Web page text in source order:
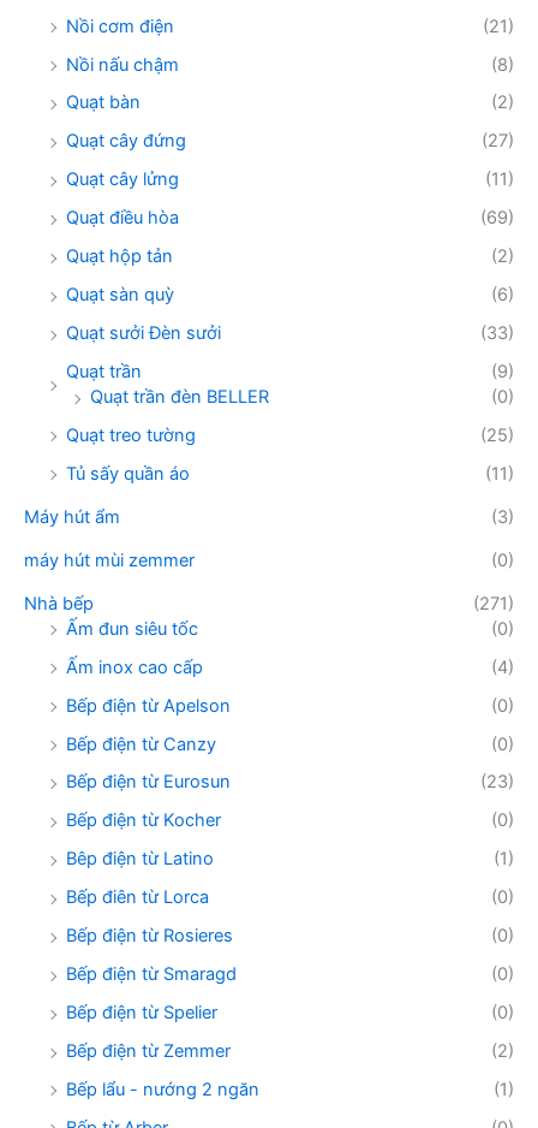
Nồi cơm điện
(21)
Nồi nấu chậm
(8)
Quạt bàn
(2)
Quạt cây đứng
(27)
Quạt cây lửng
(11)
Quạt điều hòa
(69)
Quạt hộp tản
(2)
Quạt sàn quỳ
(6)
Quạt sưởi Đèn sưởi
(33)
Quạt trần
(9)
Quạt trần đèn BELLER
(0)
Quạt treo tường
(25)
Tủ sấy quần áo
(11)
Máy hút ẩm
(3)
máy hút mùi zemmer
(0)
Nhà bếp
(271)
Ấm đun siêu tốc
(0)
Ấm inox cao cấp
(4)
Bếp điện từ Apelson
(0)
Bếp điện từ Canzy
(0)
Bếp điện từ Eurosun
(23)
Bếp điện từ Kocher
(0)
Bêp điện từ Latino
(1)
Bếp điên từ Lorca
(0)
Bếp điện từ Rosieres
(0)
Bếp điện từ Smaragd
(0)
Bếp điện từ Spelier
(0)
Bếp điện từ Zemmer
(2)
Bếp lẩu - nướng 2 ngăn
(1)